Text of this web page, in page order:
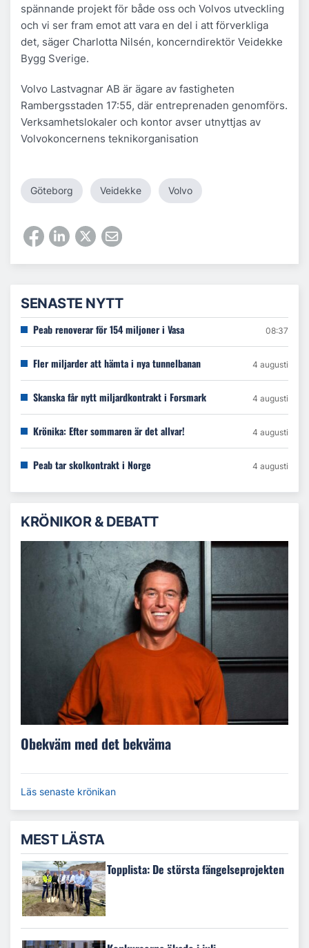
spännande projekt för både oss och Volvos utveckling
och vi ser fram emot att vara en del i att förverkliga
det, säger Charlotta Nilsén, koncerndirektör Veidekke
Bygg Sverige.
Volvo Lastvagnar AB är ägare av fastigheten
Rambergsstaden 17:55, där entreprenaden genomförs.
Verksamhetslokaler och kontor avser utnyttjas av
Volvokoncernens teknikorganisation
Göteborg Veidekke Volvo
SENASTE NYTT
Peab renoverar för 154 miljoner i Vasa 08:37
Fler miljarder att hämta i nya tunnelbanan 4 augusti
Skanska får nytt miljardkontrakt i Forsmark 4 augusti
Krönika: Efter sommaren är det allvar! 4 augusti
Peab tar skolkontrakt i Norge 4 augusti
KRÖNIKOR & DEBATT
Obekväm med det bekväma
Läs senaste krönikan
MEST LÄSTA
Topplista: De största fängelseprojekten